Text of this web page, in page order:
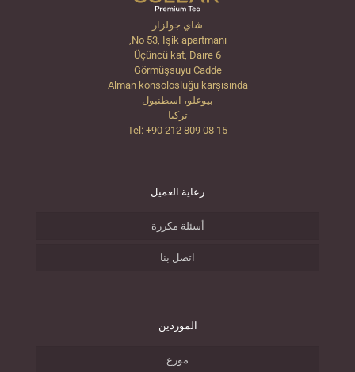
شاي جولزار
No 53, Işik apartmanı,
Üçüncü kat, Daıre 6
Görmüşsuyu Cadde
Alman konsolosluğu karşısında
بيوغلو، اسطنبول
تركيا
Tel: +90 212 809 08 15
رعاية العميل
أسئلة مكررة
اتصل بنا
الموردين
موزع